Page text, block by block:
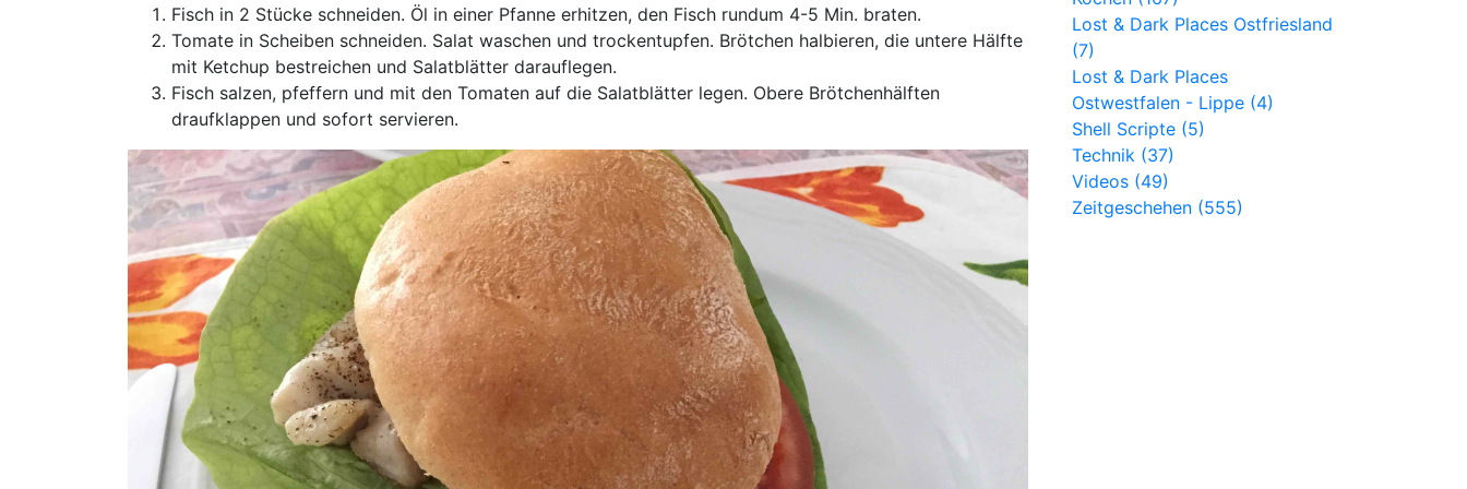
Fisch in 2 Stücke schneiden. Öl in einer Pfanne erhitzen, den Fisch rundum 4-5 Min. braten.
Tomate in Scheiben schneiden. Salat waschen und trockentupfen. Brötchen halbieren, die untere Hälfte
mit Ketchup bestreichen und Salatblätter darauflegen.
Fisch salzen, pfeffern und mit den Tomaten auf die Salatblätter legen. Obere Brötchenhälften
draufklappen und sofort servieren.
Lost & Dark Places Ostfriesland
(7)
Lost & Dark Places
Ostwestfalen - Lippe (4)
Shell Scripte (5)
Technik (37)
Videos (49)
Zeitgeschehen (555)